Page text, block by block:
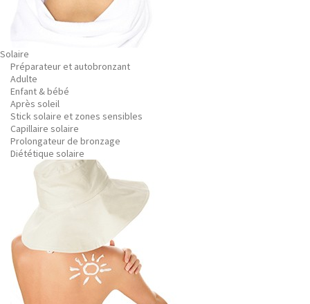
Solaire
Préparateur et autobronzant
Adulte
Enfant & bébé
Après soleil
Stick solaire et zones sensibles
Capillaire solaire
Prolongateur de bronzage
Diététique solaire